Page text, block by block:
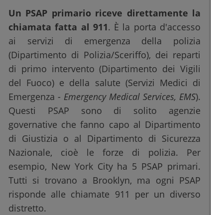
Un PSAP primario riceve direttamente la
chiamata fatta al 911. È la porta d'accesso
ai servizi di emergenza della polizia
(Dipartimento di Polizia/Sceriffo), dei reparti
di primo intervento (Dipartimento dei Vigili
del Fuoco) e della salute (Servizi Medici di
Emergenza - Emergency Medical Services, EMS).
Questi PSAP sono di solito agenzie
governative che fanno capo al Dipartimento
di Giustizia o al Dipartimento di Sicurezza
Nazionale, cioè le forze di polizia. Per
esempio, New York City ha 5 PSAP primari.
Tutti si trovano a Brooklyn, ma ogni PSAP
risponde alle chiamate 911 per un diverso
distretto.